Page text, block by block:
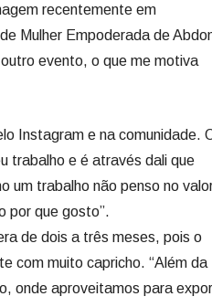
recentemente em
Mulher Empoderada de
evento, o que me motiva
Instagram e na comunidade.
trabalho e é através dali que
um trabalho não penso no
por que gosto”.
de dois a três meses, pois o
com muito capricho. “Além da
onde aproveitamos para expor